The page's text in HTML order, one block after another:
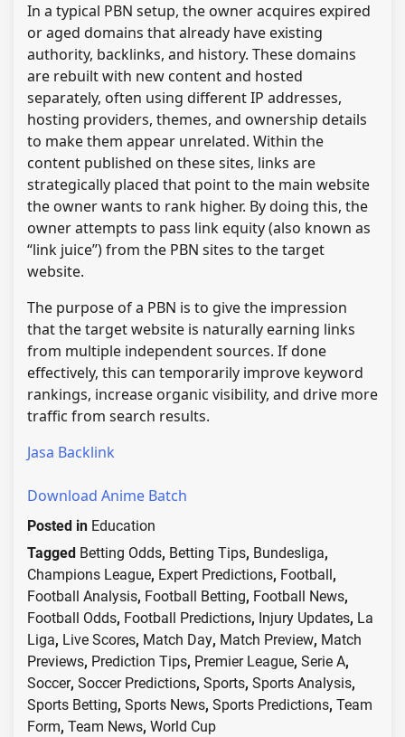
In a typical PBN setup, the owner acquires expired
or aged domains that already have existing
authority, backlinks, and history. These domains
are rebuilt with new content and hosted
separately, often using different IP addresses,
hosting providers, themes, and ownership details
to make them appear unrelated. Within the
content published on these sites, links are
strategically placed that point to the main website
the owner wants to rank higher. By doing this, the
owner attempts to pass link equity (also known as
“link juice”) from the PBN sites to the target
website.
The purpose of a PBN is to give the impression
that the target website is naturally earning links
from multiple independent sources. If done
effectively, this can temporarily improve keyword
rankings, increase organic visibility, and drive more
traffic from search results.
Jasa Backlink
Download Anime Batch
Posted in Education
Tagged Betting Odds, Betting Tips, Bundesliga,
Champions League, Expert Predictions, Football ,
Football Analysis, Football Betting, Football News,
Football Odds, Football Predictions, Injury Updates, La
Liga, Live Scores, Match Day, Match Preview, Match
Previews, Prediction Tips, Premier League, Serie A,
Soccer, Soccer Predictions, Sports, Sports Analysis,
Sports Betting, Sports News, Sports Predictions, Team
Form, Team News, World Cup